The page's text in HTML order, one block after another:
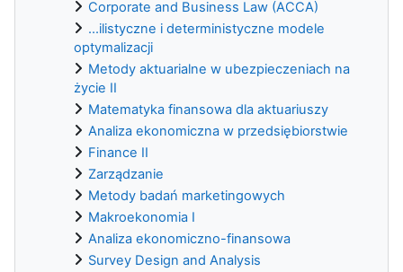
Corporate and Business Law (ACCA)
...ilistyczne i deterministyczne modele
optymalizacji
Metody aktuarialne w ubezpieczeniach na
życie II
Matematyka finansowa dla aktuariuszy
Analiza ekonomiczna w przedsiębiorstwie
Finance II
Zarządzanie
Metody badań marketingowych
Makroekonomia I
Analiza ekonomiczno-finansowa
Survey Design and Analysis